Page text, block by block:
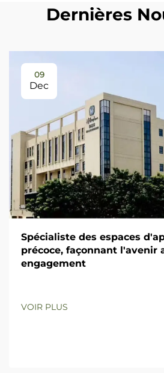
Dernières
09
Dec
Spécialiste des espaces
précoce, façonnant l'avenir
engagement
VOIR PLUS